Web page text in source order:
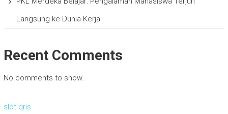
Langsung ke Dunia Kerja
Recent Comments
No comments to show.
slot qris